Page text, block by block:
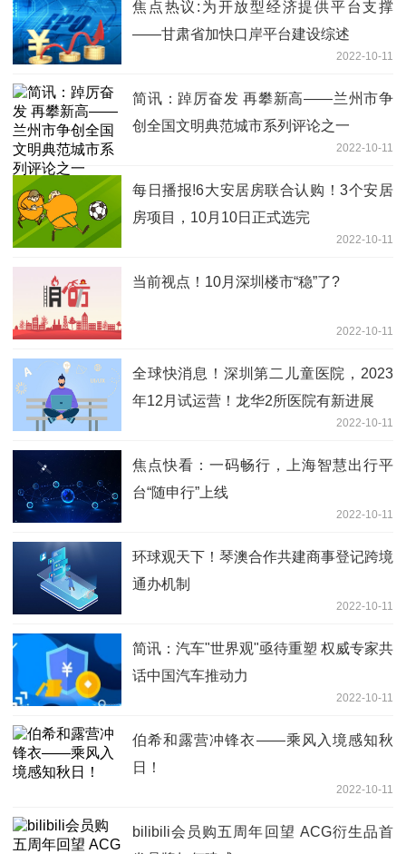
焦点热议:为开放型经济提供平台支撑
——甘肃省加快口岸平台建设综述
2022-10-11
简讯：踔厉奋发 再攀新高——兰州市争
创全国文明典范城市系列评论之一
2022-10-11
每日播报!6大安居房联合认购！3个安居
房项目，10月10日正式选完
2022-10-11
当前视点！10月深圳楼市“稳”了?
2022-10-11
全球快消息！深圳第二儿童医院，2023
年12月试运营！龙华2所医院有新进展
2022-10-11
焦点快看：一码畅行，上海智慧出行平
台“随申行”上线
2022-10-11
环球观天下！琴澳合作共建商事登记跨境
通办机制
2022-10-11
简讯：汽车"世界观"亟待重塑 权威专家共
话中国汽车推动力
2022-10-11
伯希和露营冲锋衣——乘风入境感知秋
日！
2022-10-11
bilibili会员购五周年回望 ACG衍生品首